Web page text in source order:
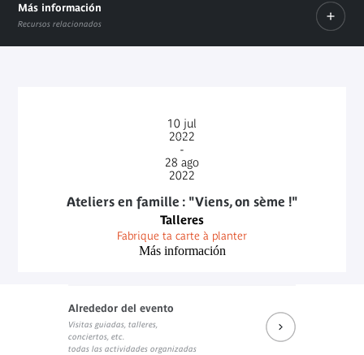
Más información
Recursos relacionados
Documento PDF
10 jul
2022
-
28 ago
2022
Ateliers en famille : "Viens, on sème !"
Talleres
Fabrique ta carte à planter
Más información
Alrededor del evento
Visitas guiadas, talleres,
conciertos, etc.
todas las actividades organizadas